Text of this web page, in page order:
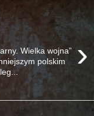
›
Wielka wojna”
polskim